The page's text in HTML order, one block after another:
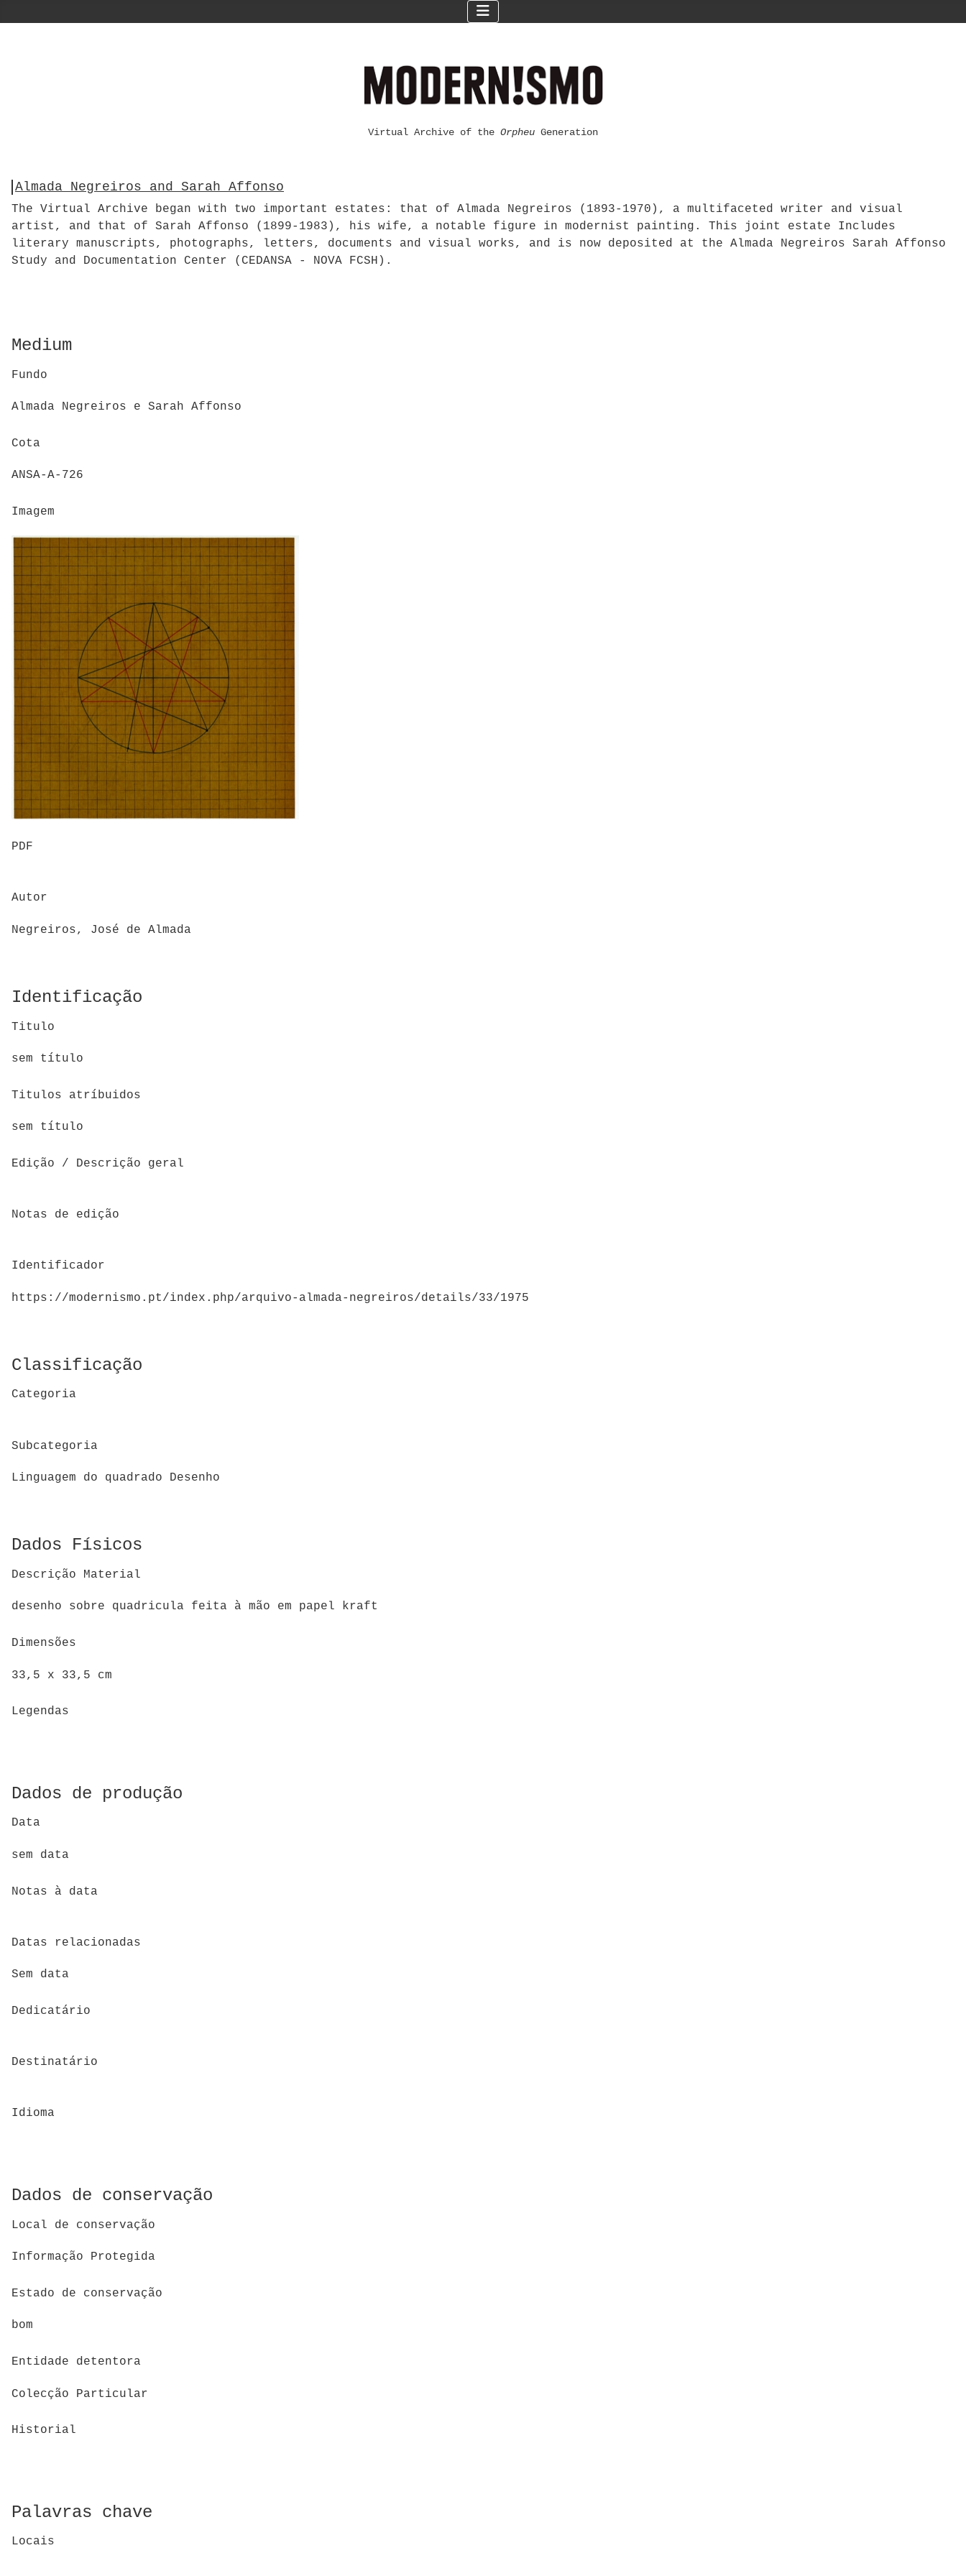
Virtual Archive of the Orpheu Generation
Almada Negreiros and Sarah Affonso
The Virtual Archive began with two important estates: that of Almada Negreiros (1893-1970), a multifaceted writer and visual
artist, and that of Sarah Affonso (1899-1983), his wife, a notable figure in modernist painting. This joint estate Includes
literary manuscripts, photographs, letters, documents and visual works, and is now deposited at the Almada Negreiros Sarah Affonso
Study and Documentation Center (CEDANSA - NOVA FCSH).
Medium
Fundo
Almada Negreiros e Sarah Affonso
Cota
ANSA-A-726
Imagem
PDF
Autor
Negreiros, José de Almada
Identificação
Titulo
sem título
Titulos atríbuidos
sem título
Edição / Descrição geral
Notas de edição
Identificador
https://modernismo.pt/index.php/arquivo-almada-negreiros/details/33/1975
Classificação
Categoria
Subcategoria
Linguagem do quadrado Desenho
Dados Físicos
Descrição Material
desenho sobre quadricula feita à mão em papel kraft
Dimensões
33,5 x 33,5 cm
Legendas
Dados de produção
Data
sem data
Notas à data
Datas relacionadas
Sem data
Dedicatário
Destinatário
Idioma
Dados de conservação
Local de conservação
Informação Protegida
Estado de conservação
bom
Entidade detentora
Colecção Particular
Historial
Palavras chave
Locais